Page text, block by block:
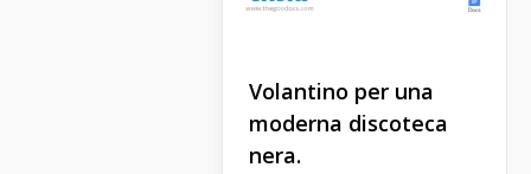
Volantino per una
moderna discoteca
nera.